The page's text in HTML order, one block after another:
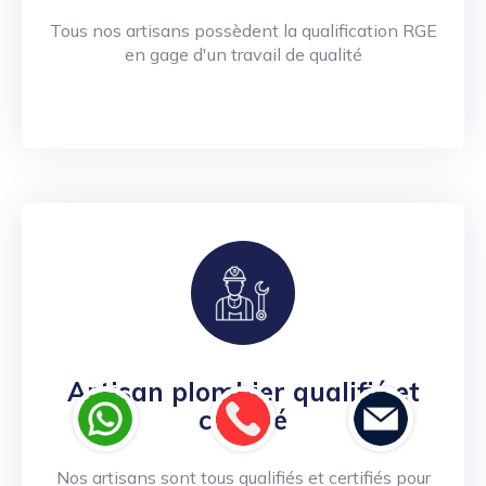
Tous nos artisans possèdent la qualification RGE
en gage d'un travail de qualité
Artisan plombier qualifié et
certifié
Nos artisans sont tous qualifiés et certifiés pour